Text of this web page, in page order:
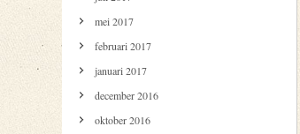
mei 2017
februari 2017
januari 2017
december 2016
oktober 2016